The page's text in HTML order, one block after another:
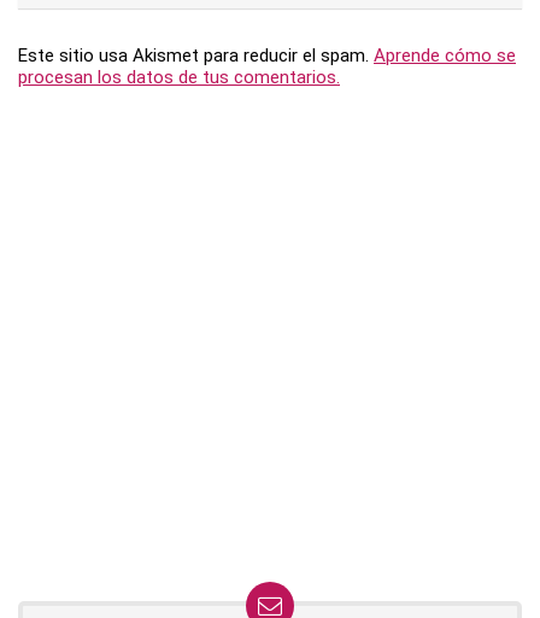
Este sitio usa Akismet para reducir el spam. Aprende cómo se
procesan los datos de tus comentarios.